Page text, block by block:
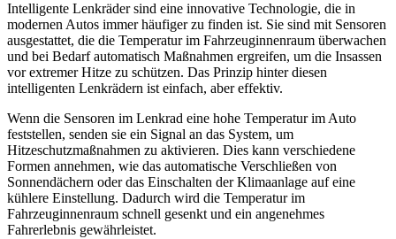
Intelligente Lenkräder sind eine innovative Technologie, die in
modernen Autos immer häufiger zu finden ist. Sie sind mit Sensoren
ausgestattet, die die Temperatur im Fahrzeuginnenraum überwachen
und bei Bedarf automatisch Maßnahmen ergreifen, um die Insassen
vor extremer Hitze zu schützen. Das Prinzip hinter diesen
intelligenten Lenkrädern ist einfach, aber effektiv.
Wenn die Sensoren im Lenkrad eine hohe Temperatur im Auto
feststellen, senden sie ein Signal an das System, um
Hitzeschutzmaßnahmen zu aktivieren. Dies kann verschiedene
Formen annehmen, wie das automatische Verschließen von
Sonnendächern oder das Einschalten der Klimaanlage auf eine
kühlere Einstellung. Dadurch wird die Temperatur im
Fahrzeuginnenraum schnell gesenkt und ein angenehmes
Fahrerlebnis gewährleistet.